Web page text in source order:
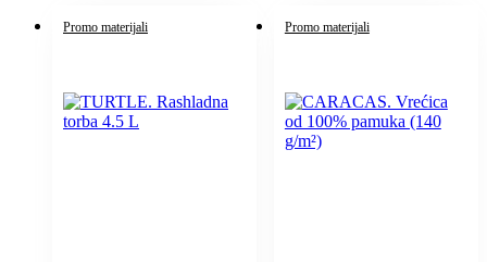
Promo materijali Promo materijali